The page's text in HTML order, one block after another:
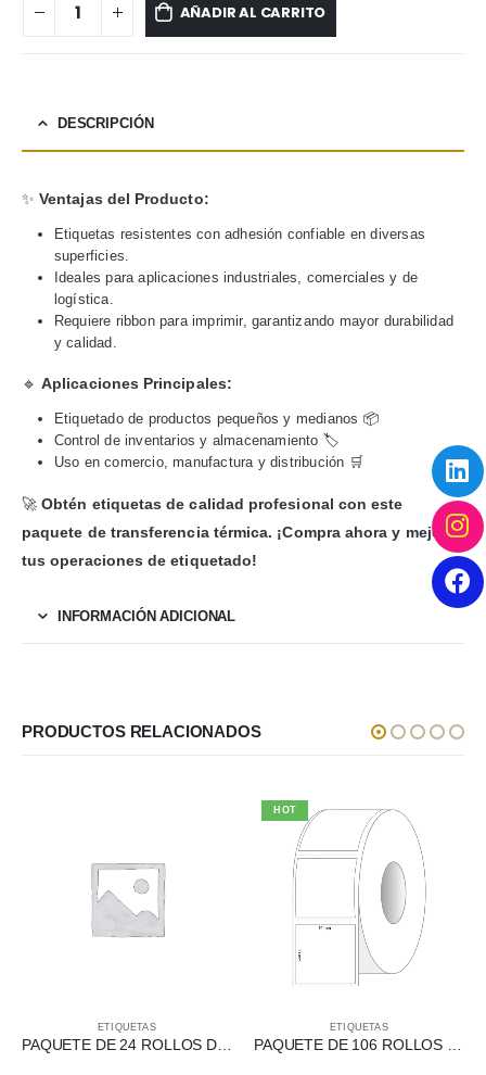
AÑADIR AL CARRITO
DESCRIPCIÓN
✨Ventajas del Producto:
Etiquetas resistentes con adhesión confiable en diversas
superficies.
Ideales para aplicaciones industriales, comerciales y de
logística.
Requiere ribbon para imprimir, garantizando mayor durabilidad
y calidad.
🔹Aplicaciones Principales:
Etiquetado de productos pequeños y medianos 📦
Control de inventarios y almacenamiento 🏷️
Uso en comercio, manufactura y distribución 🛒
🚀Obtén etiquetas de calidad profesional con este
paquete de transferencia térmica. ¡Compra ahora y mejora
tus operaciones de etiquetado!
INFORMACIÓN ADICIONAL
PRODUCTOS RELACIONADOS
ETIQUETAS
HOT
ETIQUETAS